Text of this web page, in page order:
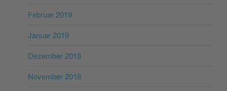
Februar 2019
Januar 2019
Dezember 2018
November 2018